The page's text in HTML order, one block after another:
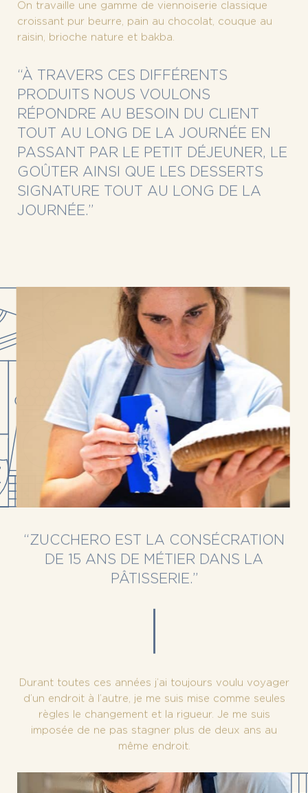
On travaille une gamme de viennoiserie classique
croissant pur beurre, pain au chocolat, couque au
raisin, brioche nature et bakba.
“À TRAVERS CES DIFFÉRENTS
PRODUITS NOUS VOULONS
RÉPONDRE AU BESOIN DU CLIENT
TOUT AU LONG DE LA JOURNÉE EN
PASSANT PAR LE PETIT DÉJEUNER, LE
GOÛTER AINSI QUE LES DESSERTS
SIGNATURE TOUT AU LONG DE LA
JOURNÉE.”
“ZUCCHERO EST LA CONSÉCRATION
DE 15 ANS DE MÉTIER DANS LA
PÂTISSERIE.”
Durant toutes ces années j’ai toujours voulu voyager
d’un endroit à l’autre, je me suis mise comme seules
règles le changement et la rigueur. Je me suis
imposée de ne pas stagner plus de deux ans au
même endroit.